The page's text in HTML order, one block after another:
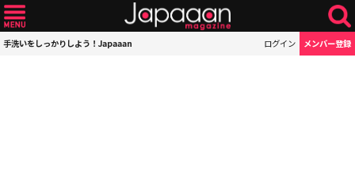
手洗いをしっかりしよう！Japaaan ログイン メンバー登録